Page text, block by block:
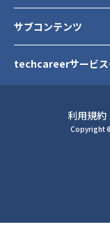
サブコンテンツ
techcareerサービス
利用規約
Copyright